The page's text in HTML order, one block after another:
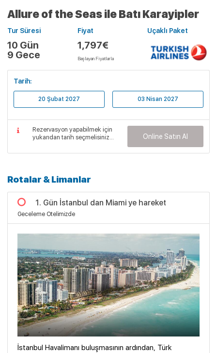
Allure of the Seas ile Batı Karayipler
Tur Süresi
10 Gün
9 Gece
Fiyat
1,797€
Başlayan Fiyatlarla
Uçaklı Paket
Tarih:
20 Şubat 2027 03 Nisan 2027
Rezervasyon yapabilmek için
yukarıdan tarih seçmelisiniz...
Online Satın Al
Rotalar & Limanlar
1. Gün İstanbul dan Miami ye hareket
Geceleme Otelimizde
İstanbul Havalimanı buluşmasının ardından, Türk